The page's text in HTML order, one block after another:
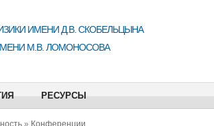
ИМЕНИ Д.В. СКОБЕЛЬЦЫНА
М.В. ЛОМОНОСОВА
РЕСУРСЫ
» Конференции